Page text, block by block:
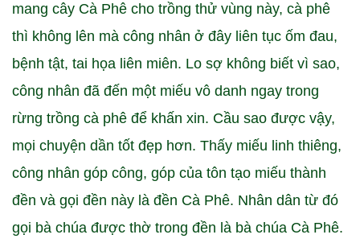
mang cây Cà Phê cho trồng thử vùng này, cà phê
thì không lên mà công nhân ở đây liên tục ốm đau,
bệnh tật, tai họa liên miên. Lo sợ không biết vì sao,
công nhân đã đến một miếu vô danh ngay trong
rừng trồng cà phê để khấn xin. Cầu sao được vậy,
mọi chuyện dần tốt đẹp hơn. Thấy miếu linh thiêng,
công nhân góp công, góp của tôn tạo miếu thành
đền và gọi đền này là đền Cà Phê. Nhân dân từ đó
gọi bà chúa được thờ trong đền là bà chúa Cà Phê.